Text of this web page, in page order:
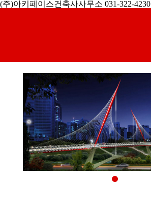
(주)아키페이스건축사사무소 031-322-4230